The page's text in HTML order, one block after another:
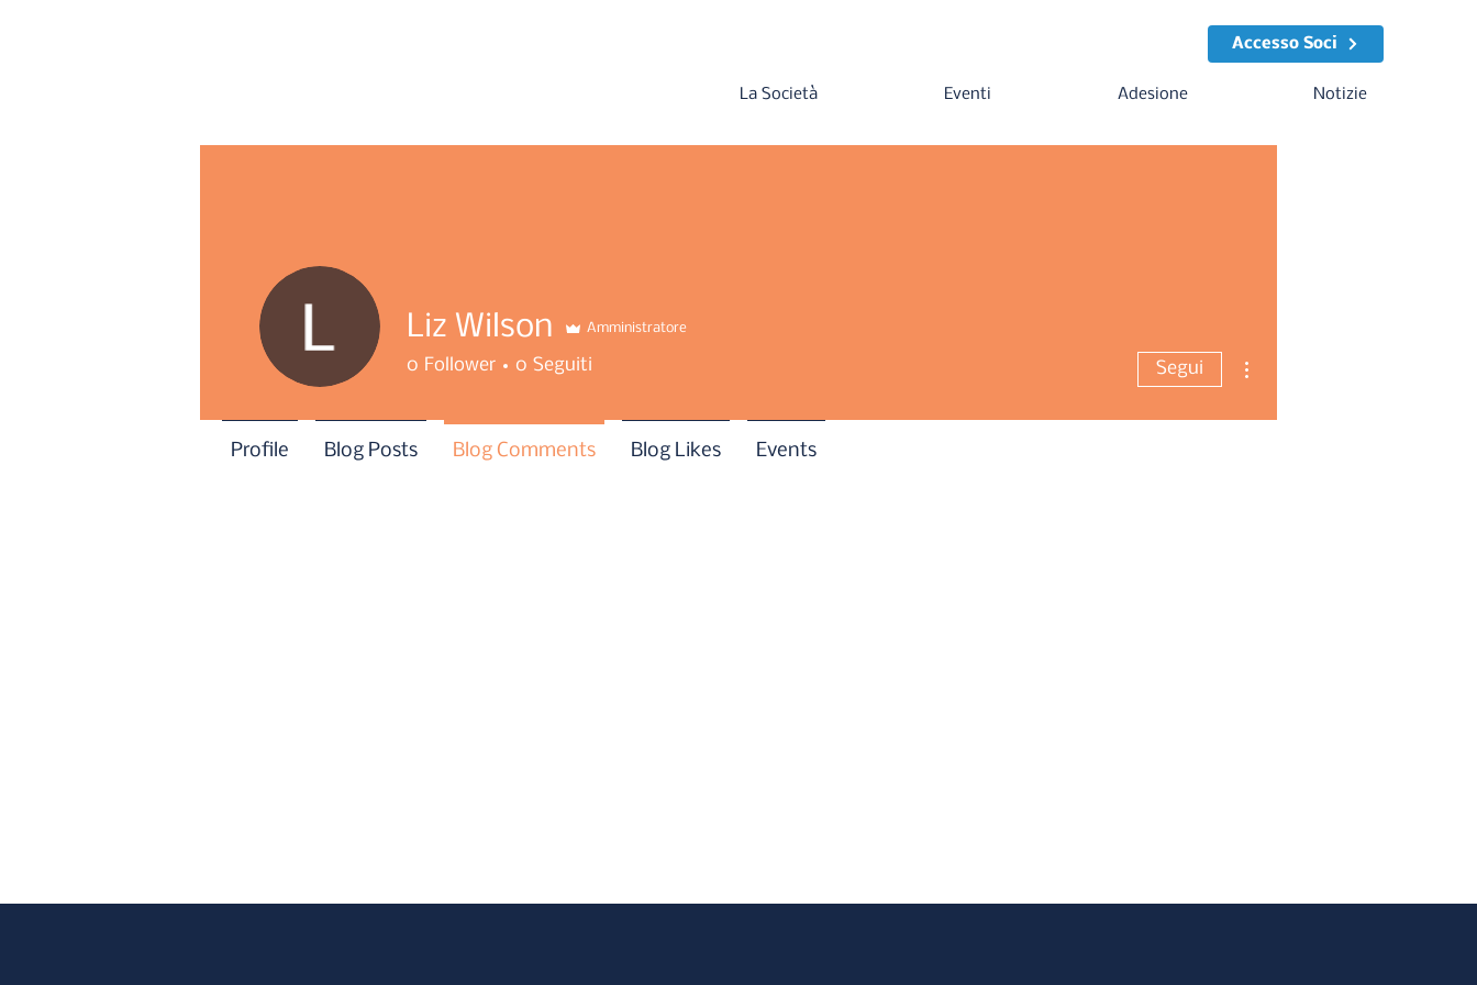
Accesso Soci
La Società Eventi Adesione Notizie
Liz Wilson Amministratore
0 Follower 0 Seguiti Segui
Profile Blog Posts Blog Comments Blog Likes Events